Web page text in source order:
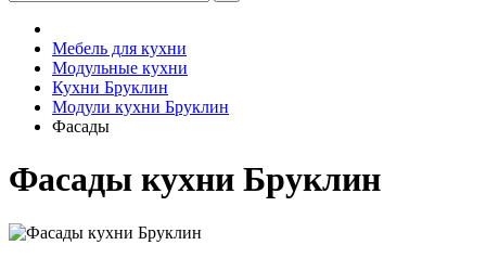
Мебель для кухни
Модульные кухни
Кухни Бруклин
Модули кухни Бруклин
Фасады
Фасады кухни Бруклин